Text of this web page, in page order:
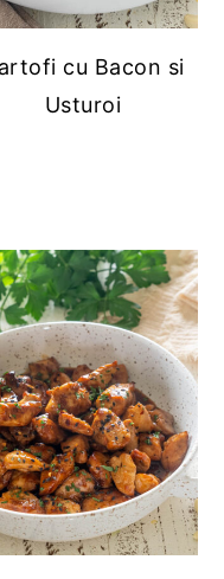
cu Bacon si
Usturoi